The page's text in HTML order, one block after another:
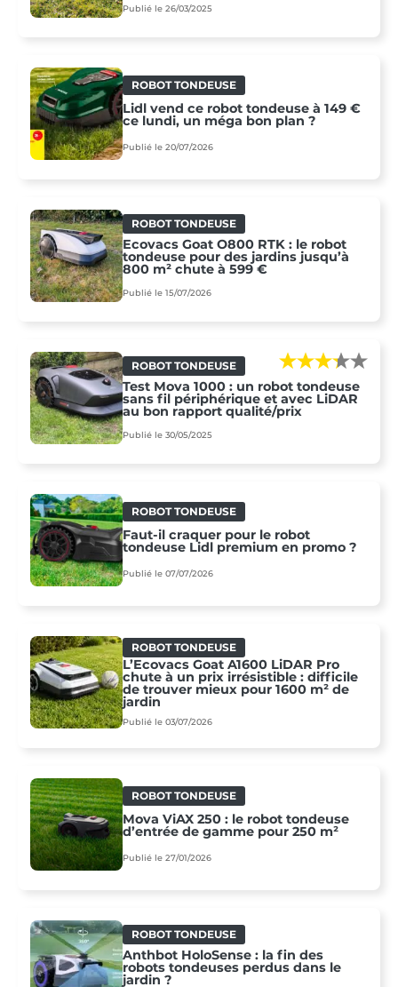
Publié le 26/03/2025
ROBOT TONDEUSE
Lidl vend ce robot tondeuse à 149 €
ce lundi, un méga bon plan ?
Publié le 20/07/2026
ROBOT TONDEUSE
Ecovacs Goat O800 RTK : le robot
tondeuse pour des jardins jusqu’à
800 m² chute à 599 €
Publié le 15/07/2026
ROBOT TONDEUSE
Test Mova 1000 : un robot tondeuse
sans fil périphérique et avec LiDAR
au bon rapport qualité/prix
Publié le 30/05/2025
ROBOT TONDEUSE
Faut-il craquer pour le robot
tondeuse Lidl premium en promo ?
Publié le 07/07/2026
ROBOT TONDEUSE
L’Ecovacs Goat A1600 LiDAR Pro
chute à un prix irrésistible : difficile
de trouver mieux pour 1600 m² de
jardin
Publié le 03/07/2026
ROBOT TONDEUSE
Mova ViAX 250 : le robot tondeuse
d’entrée de gamme pour 250 m²
Publié le 27/01/2026
ROBOT TONDEUSE
Anthbot HoloSense : la fin des
robots tondeuses perdus dans le
jardin ?